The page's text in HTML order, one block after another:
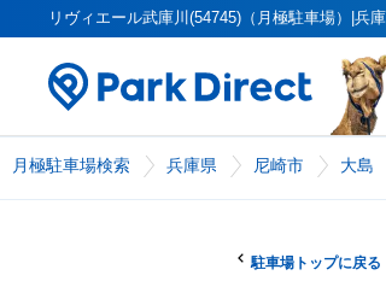
リヴィエール武庫川(54745)（月極駐車場）|兵
月極駐車場検索 兵庫県 尼崎市 大島
駐車場トップに戻る